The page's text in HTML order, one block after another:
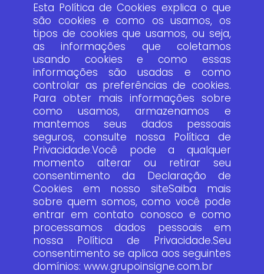
Esta Política de Cookies explica o que
são cookies e como os usamos, os
tipos de cookies que usamos, ou seja,
as informações que coletamos
usando cookies e como essas
informações são usadas e como
controlar as preferências de cookies.
Para obter mais informações sobre
como usamos, armazenamos e
mantemos seus dados pessoais
seguros, consulte nossa Política de
Privacidade.Você pode a qualquer
momento alterar ou retirar seu
consentimento da Declaração de
Cookies em nosso siteSaiba mais
sobre quem somos, como você pode
entrar em contato conosco e como
processamos dados pessoais em
nossa Política de Privacidade.Seu
consentimento se aplica aos seguintes
domínios: www.grupoinsigne.com.br